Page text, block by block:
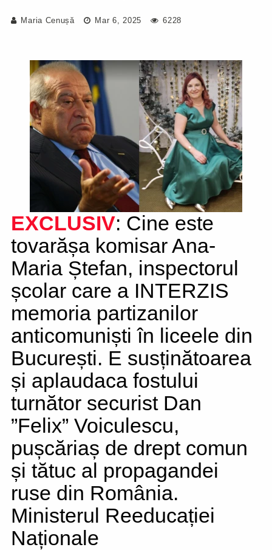
Maria Cenușă Mar 6, 2025 6228
EXCLUSIV: Cine este
tovarășa komisar Ana-
Maria Ștefan, inspectorul
școlar care a INTERZIS
memoria partizanilor
anticomuniști în liceele din
București. E susținătoarea
și aplaudaca fostului
turnător securist Dan
”Felix” Voiculescu,
pușcăriaș de drept comun
și tătuc al propagandei
ruse din România.
Ministerul Reeducației
Naționale